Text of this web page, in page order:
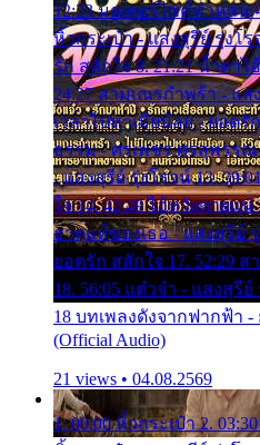
12:23 มอเตอร์ไซค์ทำหล่น
หิ้วกระเป๋า - แสงสุรีย์ รุ่งโร
รัก สลักใจ 8. 21:21 น้ำตา
24:27 สามเณรกำพร้า - แส
เวลาไปหาเมียน้อย - ยอดรั
ธรรม - ศรเพชร ศรสุพรรณ
- แสงสุรีย์ รุ่งโรจน์ 13.
ใจ 14. 42:49 ไอ้หวังตายแ
ธาตุแท้ของเธอ - แสงสุรีย์
ยอดรัก สลักใจ 17. 52:29
18. 56:05 แต๋วจ๋า - แสงสุรีย์
18 บทเพลงดังจากฟากฟ้า
(Official Audio)
21 views • 04.08.2569
1. 00:00 หิ้วกระเป๋า 2.